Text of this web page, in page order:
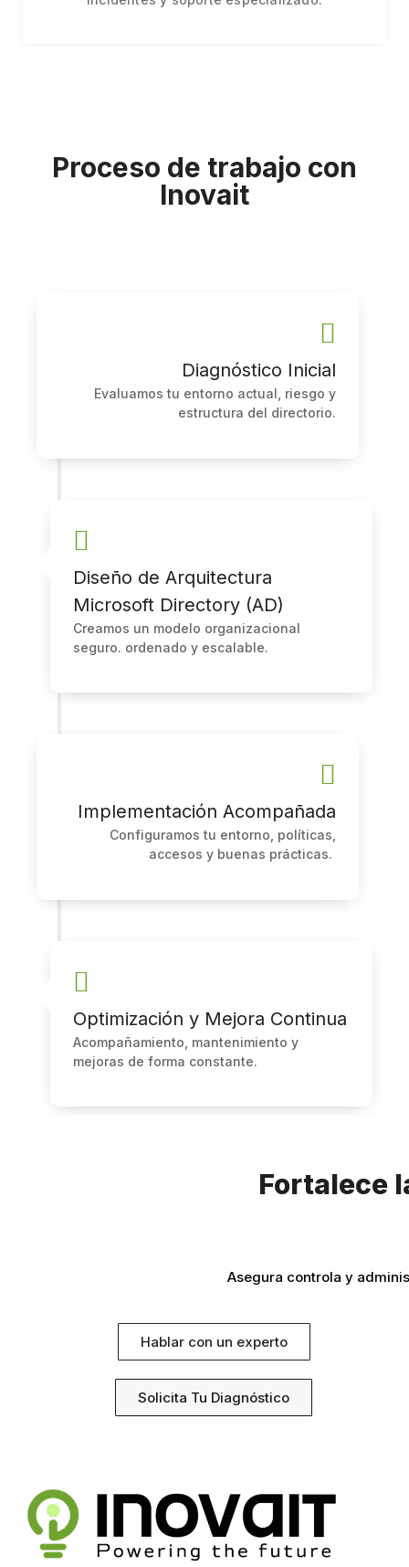
Proceso de trabajo con
Inovait
Diagnóstico Inicial
Evaluamos tu entorno actual, riesgo y
estructura del directorio.
Diseño de Arquitectura
Microsoft Directory (AD)
Creamos un modelo organizacional
seguro. ordenado y escalable.
Implementación Acompañada
Configuramos tu entorno, políticas,
accesos y buenas prácticas.
Optimización y Mejora Continua
Acompañamiento, mantenimiento y
mejoras de forma constante.
Fortalece
Asegura controla y
Hablar con un experto
Solicita Tu Diagnóstico